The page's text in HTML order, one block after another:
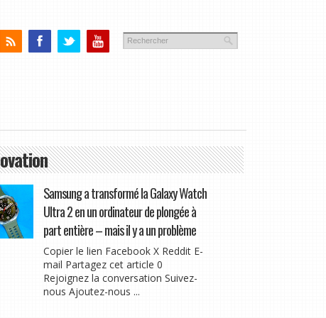
Samsung a transformé la Galaxy Watch
Ultra 2 en un ordinateur de plongée à
part entière – mais il y a un problème
Copier le lien Facebook X Reddit E-
mail Partagez cet article 0
Rejoignez la conversation Suivez-
nous Ajoutez-nous ...